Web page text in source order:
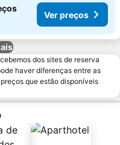
Ver preços
dos sites de reserva
haver diferenças entre as
que estão disponíveis